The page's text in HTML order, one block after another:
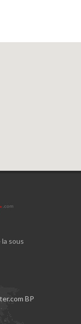
la sous
BP